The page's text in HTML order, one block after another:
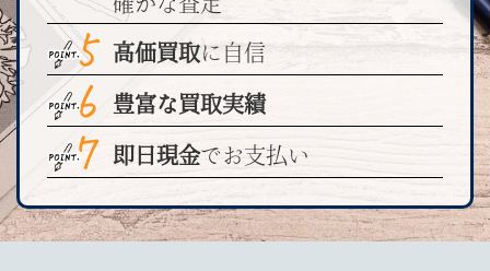
高価買取に自信
豊富な買取実績
即日現金でお支払い